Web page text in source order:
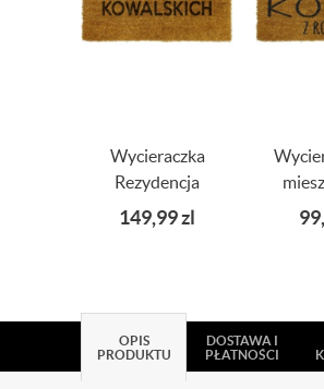
Wycieraczka
Rezydencja
Państwa +
Nazwisko 80x50
149,99zl
OPIS
PRODUKTU
DOSTAWA I
PŁATNOŚCI